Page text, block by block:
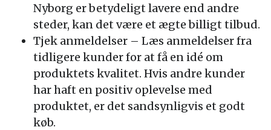
Nyborg er betydeligt lavere end andre
steder, kan det være et ægte billigt tilbud.
Tjek anmeldelser – Læs anmeldelser fra
tidligere kunder for at få en idé om
produktets kvalitet. Hvis andre kunder
har haft en positiv oplevelse med
produktet, er det sandsynligvis et godt
køb.